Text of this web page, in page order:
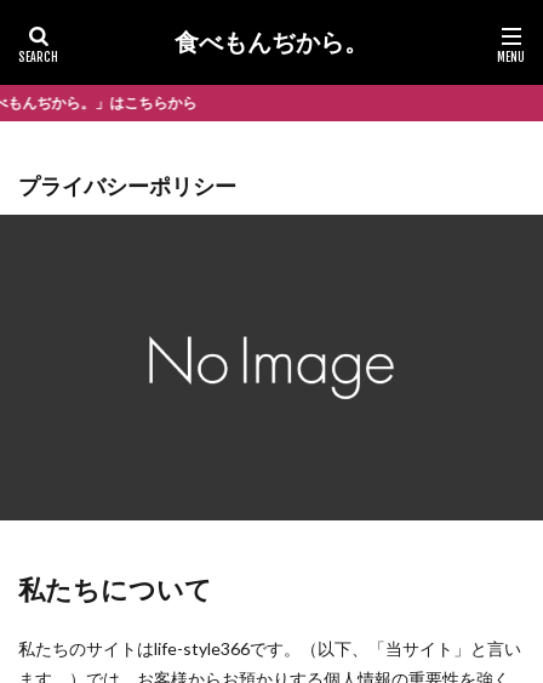
食べもんぢから。
」はこちらから
プライバシーポリシー
私たちについて
私たちのサイトはlife-style366です。（以下、「当サイト」と言い
ます。）では、お客様からお預かりする個人情報の重要性を強く